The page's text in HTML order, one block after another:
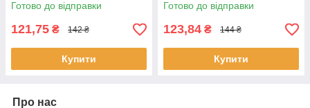
Готово до відправки
121,75 ₴ 142 ₴
Купити
Готово до відправки
123,84 ₴ 144 ₴
Купити
Про нас